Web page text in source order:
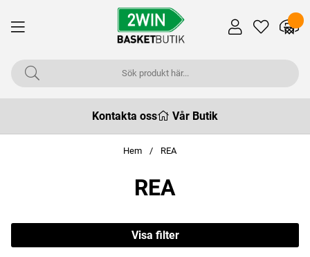
Kontakta oss Vår Butik
Hem REA
REA
Visa filter